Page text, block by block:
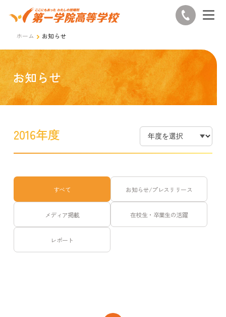
ホーム お知らせ
お知らせ
2016年度
すべて お知らせ/プレスリリース
メディア掲載 在校生・卒業生の活躍
レポート